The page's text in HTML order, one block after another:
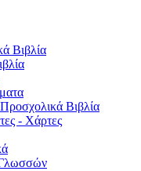
Βιβλία
Βιβλία
- Χάρτες